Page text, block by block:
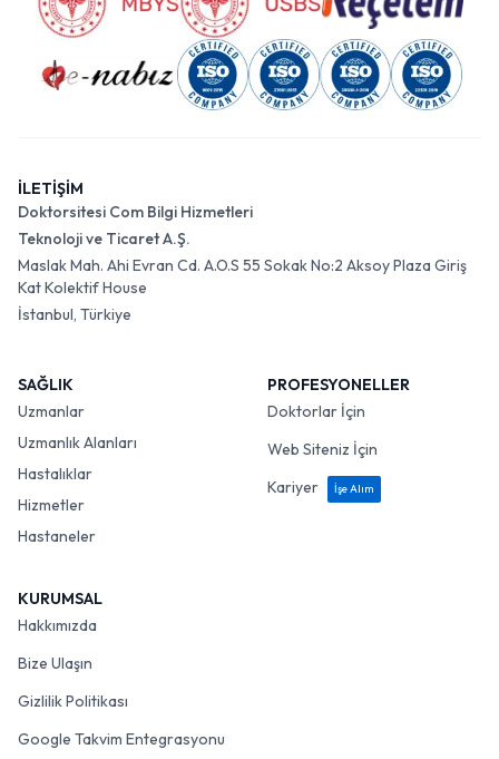
İLETİŞİM
Doktorsitesi Com Bilgi Hizmetleri
Teknoloji ve Ticaret A.Ş.
Maslak Mah. Ahi Evran Cd. A.O.S 55 Sokak No:2 Aksoy Plaza Giriş
Kat Kolektif House
İstanbul, Türkiye
SAĞLIK
Uzmanlar
Uzmanlık Alanları
Hastalıklar
Hizmetler
Hastaneler
PROFESYONELLER
Doktorlar İçin
Web Siteniz İçin
Kariyer
İşe Alım
KURUMSAL
Hakkımızda
Bize Ulaşın
Gizlilik Politikası
Google Takvim Entegrasyonu